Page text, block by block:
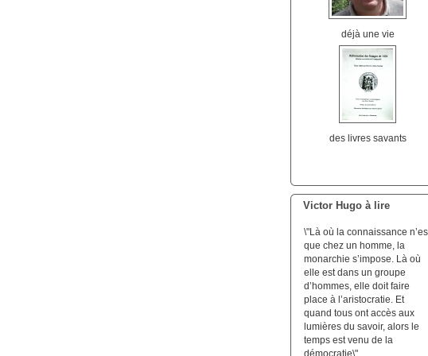
déjà une vie
des livres savants
Victor Hugo à lire
\"Là où la connaissance
que chez un homme, la
monarchie s’impose. Là où
elle est dans un groupe
d’hommes, elle doit faire
place à l’aristocratie. Et
quand tous ont accès aux
lumières du savoir, alors le
temps est venu de la
démocratie\".